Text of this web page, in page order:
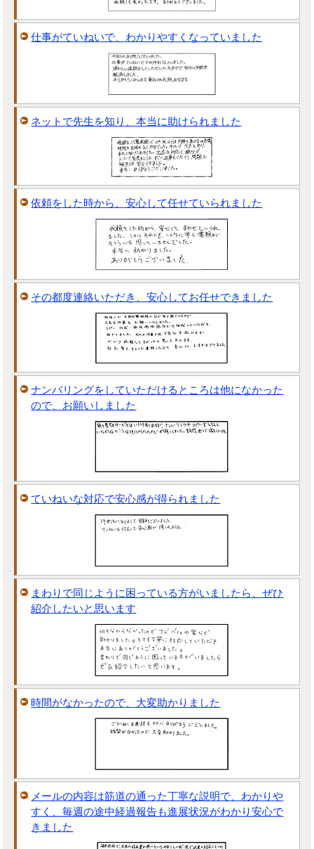
仕事がていねいで、わかりやすくなっていました
ネットで先生を知り、本当に助けられました
依頼をした時から、安心して任せていられました
その都度連絡いただき、安心してお任せできました
ナンバリングをしていただけるところは他になかった
ので、お願いしました
ていねいな対応で安心感が得られました
まわりで同じように困っている方がいましたら、ぜひ
紹介したいと思います
時間がなかったので、大変助かりました
メールの内容は筋道の通った丁寧な説明で、わかりや
すく、毎週の途中経過報告も進展状況がわかり安心で
きました